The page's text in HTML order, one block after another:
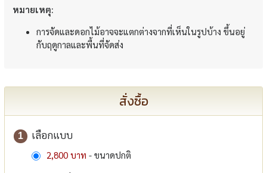
หมายเหตุ:
การจัดและดอกไม้อาจจะแตกต่างจากที่เห็นในรูปบ้าง ขึ้นอยู่
กับฤดูกาลและพื้นที่จัดส่ง
สั่งซื้อ
1 เลือกแบบ
2,800 บาท - ขนาดปกติ